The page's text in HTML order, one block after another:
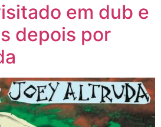
em dub e
depois por